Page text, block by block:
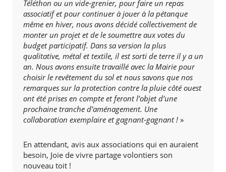
Téléthon ou un vide-grenier, pour faire un repas
associatif et pour continuer à jouer à la pétanque
même en hiver, nous avons décidé collectivement de
monter un projet et de le soumettre aux votes du
budget participatif. Dans sa version la plus
qualitative, métal et textile, il est sorti de terre il y a un
an. Nous avons ensuite travaillé avec la Mairie pour
choisir le revêtement du sol et nous savons que nos
remarques sur la protection contre la pluie côté ouest
ont été prises en compte et feront l’objet d’une
prochaine tranche d’aménagement. Une
collaboration exemplaire et gagnant-gagnant !»
En attendant, avis aux associations qui en auraient
besoin, Joie de vivre partage volontiers son
nouveau toit !